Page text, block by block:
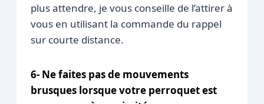
plus attendre, je vous conseille de l’attirer à
vous en utilisant la commande du rappel
sur courte distance.
6- Ne faites pas de mouvements
brusques lorsque votre perroquet est